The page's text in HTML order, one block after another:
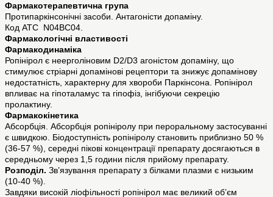
Фармакотерапевтична група
Протипаркінсонічні засоби. Антагоністи допаміну.
Код АТС N04BC04.
Фармакологічні властивості
Фармакодинаміка
Ропінірол є неерголіновим D2/D3 агоністом допаміну, що
стимулює стріарні допамінові рецептори та знижує допамінову
недостатність, характерну для хвороби Паркінсона. Ропінірол
впливає на гіпоталамус та гіпофіз, інгібуючи секрецію
пролактину.
Фармакокінетика
Абсорбція. Абсорбція ропініролу при пероральному застосуванні
є швидкою. Біодоступність ропініролу становить приблизно 50 %
(36-57 %), середні пікові концентрації препарату досягаються в
середньому через 1,5 години після прийому препарату.
Розподіл. Зв’язування препарату з білками плазми є низьким
(10-40 %).
Завдяки високій ліофільності ропінірол має великий об’єм